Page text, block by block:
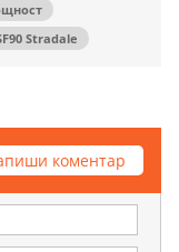
Stradale
коментар